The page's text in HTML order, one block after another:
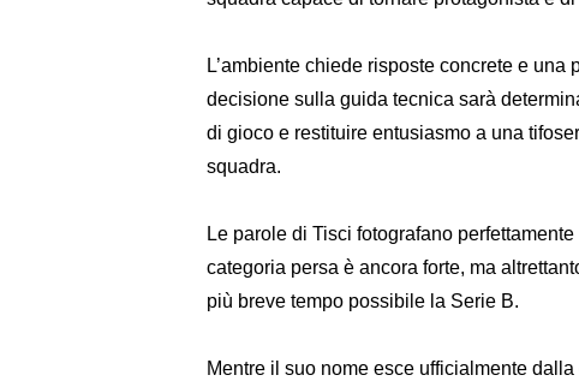
L’ambiente chiede risposte concrete e
decisione sulla guida tecnica sarà
di gioco e restituire entusiasmo a una
squadra.
Le parole di Tisci fotografano
categoria persa è ancora forte, ma
più breve tempo possibile la Serie B.
Mentre il suo nome esce ufficialmente